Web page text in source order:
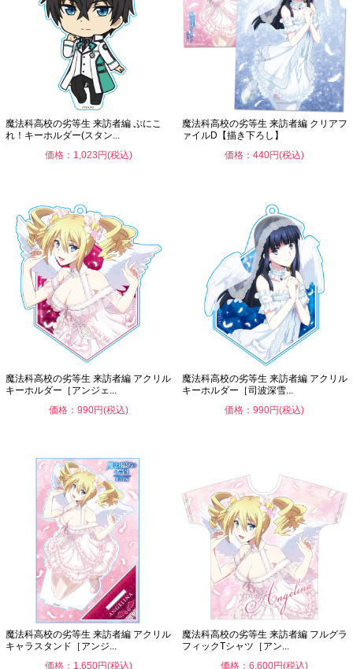
魔法科高校の劣等生 来訪者編 ぷにこ
れ！キーホルダー(スタン...
価格：1,023円(税込)
魔法科高校の劣等生 来訪者編 クリアフ
ァイルD【描き下ろし】
価格：440円(税込)
魔法科高校の劣等生 来訪者編 アクリル
キーホルダー［アンジェ...
価格：990円(税込)
魔法科高校の劣等生 来訪者編 アクリル
キーホルダー［司波深雪...
価格：990円(税込)
魔法科高校の劣等生 来訪者編 アクリル
キャラスタンド［アンジ...
価格：1,650円(税込)
魔法科高校の劣等生 来訪者編 フルグラ
フィックTシャツ［アン...
価格：6,600円(税込)